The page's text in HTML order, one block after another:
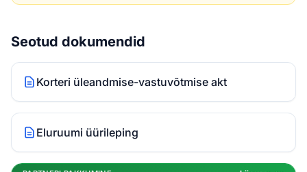
Seotud dokumendid
Korteri üleandmise-vastuvõtmise akt
Eluruumi üürileping